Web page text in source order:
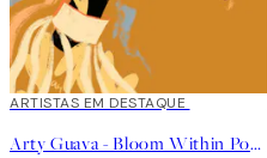
40%*
ARTISTAS EM DESTAQUE
Arty Guava - Bloom Within Poster